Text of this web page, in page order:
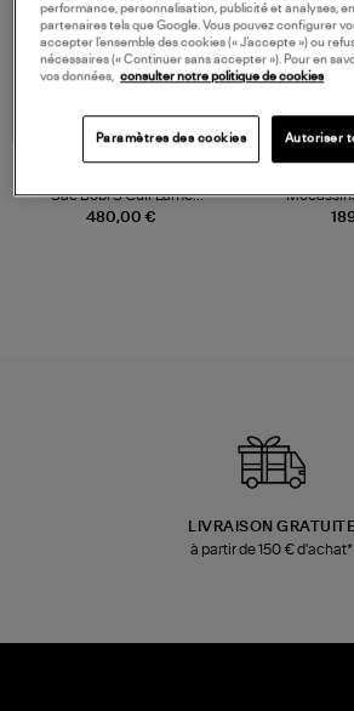
480,00 €
Sac Bobi S Cuir Lamé
Champagne
LIVRAISON GRATUITE
à partir de 150 € d'achat*
performance, personnalisation, publicité et analyses,
partenaires tels que Google. Vous pouvez configurer
accepter l’ensemble des cookies (« J’accepte ») ou
nécessaires (« Continuer sans accepter »). Pour en
vos données,
consulter notre politique de cookies
Paramètres des cookies Autoriser